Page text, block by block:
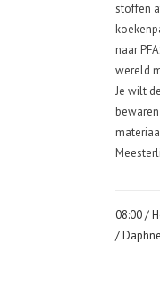
stoffen
naar
wereld
Je wilt
08:00 /
/